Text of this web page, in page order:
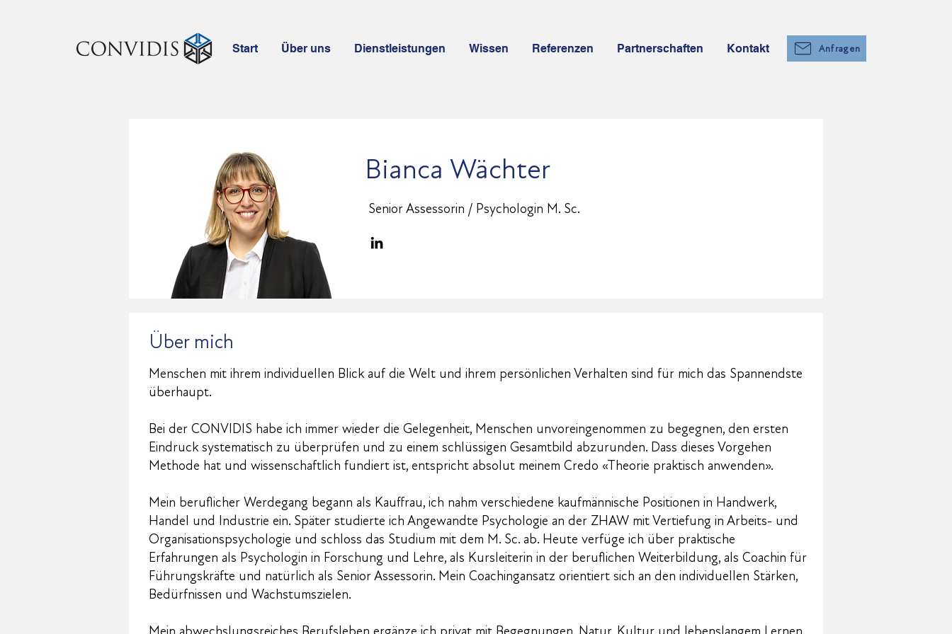
Start Über uns Dienstleistungen Wissen Referenzen Partnerschaften Kontakt Anfragen
Bianca Wächter
Senior Assessorin / Psychologin M. Sc.
Über mich
Menschen mit ihrem individuellen Blick auf die Welt und ihrem persönlichen Verhalten sind für mich das Spannendste
überhaupt.
Bei der CONVIDIS habe ich immer wieder die Gelegenheit, Menschen unvoreingenommen zu begegnen, den ersten
Eindruck systematisch zu überprüfen und zu einem schlüssigen Gesamtbild abzurunden. Dass dieses Vorgehen
Methode hat und wissenschaftlich fundiert ist, entspricht absolut meinem Credo «Theorie praktisch anwenden».
Mein beruflicher Werdegang begann als Kauffrau, ich nahm verschiedene kaufmännische Positionen in Handwerk,
Handel und Industrie ein. Später studierte ich Angewandte Psychologie an der ZHAW mit Vertiefung in Arbeits- und
Organisationspsychologie und schloss das Studium mit dem M. Sc. ab. Heute verfüge ich über praktische
Erfahrungen als Psychologin in Forschung und Lehre, als Kursleiterin in der beruflichen Weiterbildung, als Coachin für
Führungskräfte und natürlich als Senior Assessorin. Mein Coachingansatz orientiert sich an den individuellen Stärken,
Bedürfnissen und Wachstumszielen.